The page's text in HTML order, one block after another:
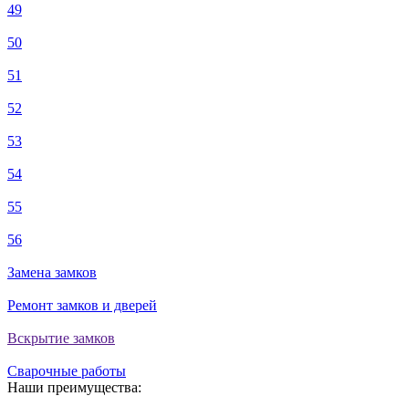
49
50
51
52
53
54
55
56
Замена замков
Ремонт замков и дверей
Вскрытие замков
Сварочные работы
Наши преимущества: